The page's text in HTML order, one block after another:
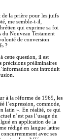
de la prière pour les juifs
me semble-t-il,
qui exprime sa foi
du Nouveau Testament
de conversion
?
cette question, il est
précisions préliminaires
ont introduit
à la réforme de 1969, les
l’expression, commode,
latin ». En réalité, ce qui
n’est pas l’usage du
en application de la
rédigé en langue latine
avec ses